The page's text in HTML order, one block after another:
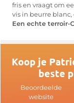
fris en vraagt om
vis in beurre
Een echte terroir-
Koop je
beste
Beoordeelde
website